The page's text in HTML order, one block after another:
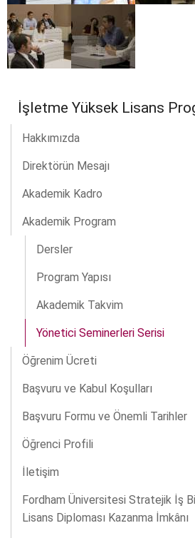
İşletme Yüksek Lisans
Hakkımızda
Direktörün Mesajı
Akademik Kadro
Akademik Program
Dersler
Program Yapısı
Akademik Takvim
Yönetici Seminerleri Serisi
Öğrenim Ücreti
Başvuru ve Kabul Koşulları
Başvuru Formu ve Önemli Tarihler
Öğrenci Profili
İletişim
Fordham Üniversitesi Stratejik İş
Lisans Diploması Kazanma İmkânı